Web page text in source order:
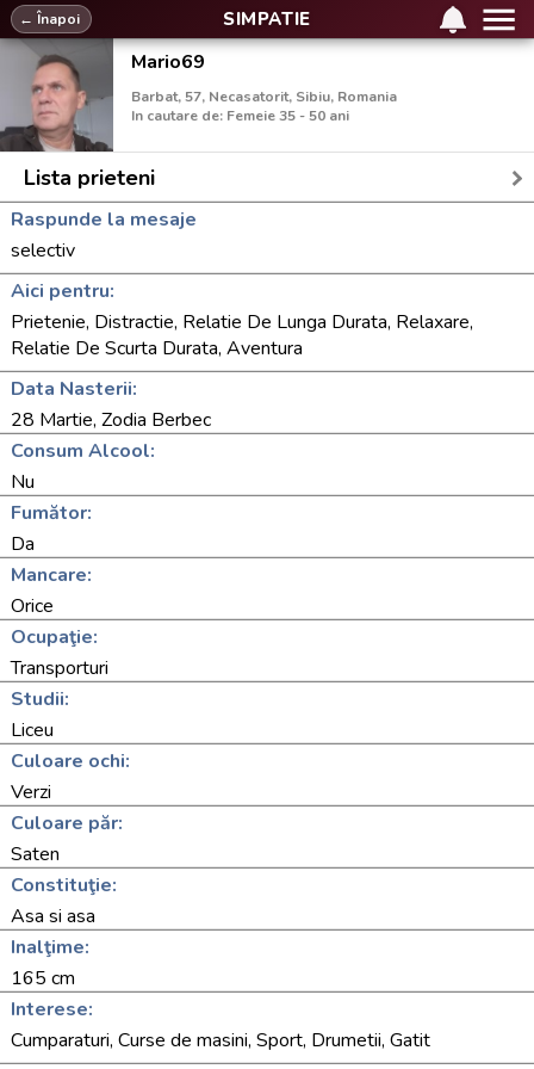
SIMPATIE
← Înapoi
Mario69
Barbat, 57, Necasatorit, Sibiu, Romania
In cautare de: Femeie 35 - 50 ani
Lista prieteni
Raspunde la mesaje
selectiv
Aici pentru:
Prietenie, Distractie, Relatie De Lunga Durata, Relaxare,
Relatie De Scurta Durata, Aventura
Data Nasterii:
28 Martie, Zodia Berbec
Consum Alcool:
Nu
Fumător:
Da
Mancare:
Orice
Ocupaţie:
Transporturi
Studii:
Liceu
Culoare ochi:
Verzi
Culoare păr:
Saten
Constituţie:
Asa si asa
Inalţime:
165 cm
Interese:
Cumparaturi, Curse de masini, Sport, Drumetii, Gatit